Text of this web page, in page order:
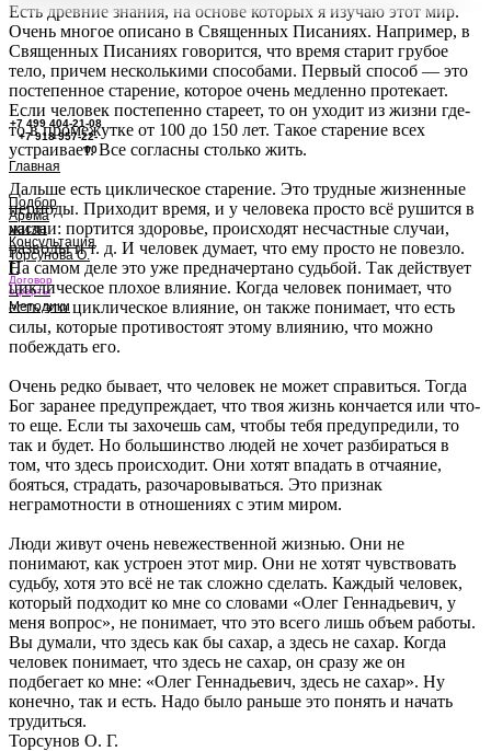
+7 499 404-21-08
+7 918 957-22-
00
Главная
Подбор
Арома
масла
Консультация
Торсунова О.
Г.
Договор
оферты
Методики
Есть древние знания, на основе которых я изучаю этот мир.
Очень многое описано в Священных Писаниях. Например, в
Священных Писаниях говорится, что время старит грубое
тело, причем несколькими способами. Первый способ — это
постепенное старение, которое очень медленно протекает.
Если человек постепенно стареет, то он уходит из жизни где-
то в промежутке от 100 до 150 лет. Такое старение всех
устраивает. Все согласны столько жить.
Дальше есть циклическое старение. Это трудные жизненные
периоды. Приходит время, и у человека просто всё рушится в
жизни: портится здоровье, происходят несчастные случаи,
разводы и т. д. И человек думает, что ему просто не повезло.
На самом деле это уже предначертано судьбой. Так действует
циклическое плохое влияние. Когда человек понимает, что
есть это циклическое влияние, он также понимает, что есть
силы, которые противостоят этому влиянию, что можно
побеждать его.
Очень редко бывает, что человек не может справиться. Тогда
Бог заранее предупреждает, что твоя жизнь кончается или что-
то еще. Если ты захочешь сам, чтобы тебя предупредили, то
так и будет. Но большинство людей не хочет разбираться в
том, что здесь происходит. Они хотят впадать в отчаяние,
бояться, страдать, разочаровываться. Это признак
неграмотности в отношениях с этим миром.
Люди живут очень невежественной жизнью. Они не
понимают, как устроен этот мир. Они не хотят чувствовать
судьбу, хотя это всё не так сложно сделать. Каждый человек,
который подходит ко мне со словами «Олег Геннадьевич, у
меня вопрос», не понимает, что это всего лишь объем работы.
Вы думали, что здесь как бы сахар, а здесь не сахар. Когда
человек понимает, что здесь не сахар, он сразу же он
подбегает ко мне: «Олег Геннадьевич, здесь не сахар». Ну
конечно, так и есть. Надо было раньше это понять и начать
трудиться.
Торсунов О. Г.